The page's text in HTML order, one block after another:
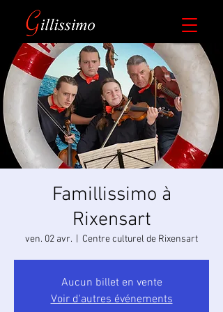
Famillissimo à
Rixensart
ven. 02 avr. Centre culturel de Rixensart
Aucun billet en vente
Voir d'autres événements